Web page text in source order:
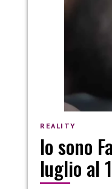
REALITY
Io sono
luglio al